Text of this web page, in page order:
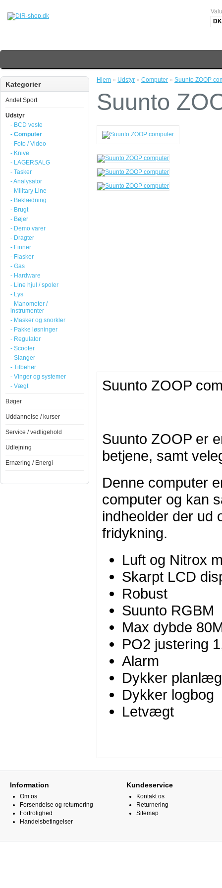
Kategorier
Andet Sport
Udstyr
- BCD veste
- Computer
- Foto / Video
- Knive
- LAGERSALG
- Tasker
- Analysator
- Military Line
- Beklædning
- Brugt
- Bøjer
- Demo varer
- Dragter
- Finner
- Flasker
- Gas
- Hardware
- Line hjul / spoler
- Lys
- Manometer /
instrumenter
- Masker og snorkler
- Pakke løsninger
- Regulator
- Scooter
- Slanger
- Tilbehør
- Vinger og systemer
- Vægt
Bøger
Uddannelse / kurser
Service / vedligehold
Udlejning
Ernæring / Energi
Hjem » Udstyr » Computer » Suunto ZOOP
Suunto
Suunto ZOOP
Suunto ZOOP er
betjene, samt
Denne computer
computer og kan
indheolder der ud
fridykning.
Luft og Nitrox
Skarpt LCD
Robust
Suunto RGBM
Max dybde
PO2 justering
Alarm
Dykker
Dykker logbog
Letvægt
Information
Om os
Forsendelse og returnering
Fortrolighed
Handelsbetingelser
Kundeservice
Kontakt os
Returnering
Sitemap